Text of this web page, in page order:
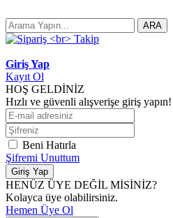
ARA
Giriş Yap
Kayıt Ol
HOŞ GELDİNİZ
Hızlı ve güvenli alışverişe giriş yapın!
Beni Hatırla
Şifremi Unuttum
Giriş Yap
HENÜZ ÜYE DEĞİL MİSİNİZ?
Kolayca üye olabilirsiniz.
Hemen Üye Ol